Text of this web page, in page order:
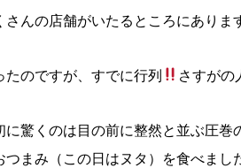
さんの店舗がいたるところにあり
のですが、すでに行列 さすがの
に驚くのは目の前に整然と並ぶ圧
まみ（この日はヌタ）を食べまし